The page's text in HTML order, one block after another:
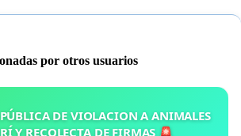
por otros usuarios
DE VIOLACION A ANIMALES
Y RECOLECTA DE FIRMAS 🚨